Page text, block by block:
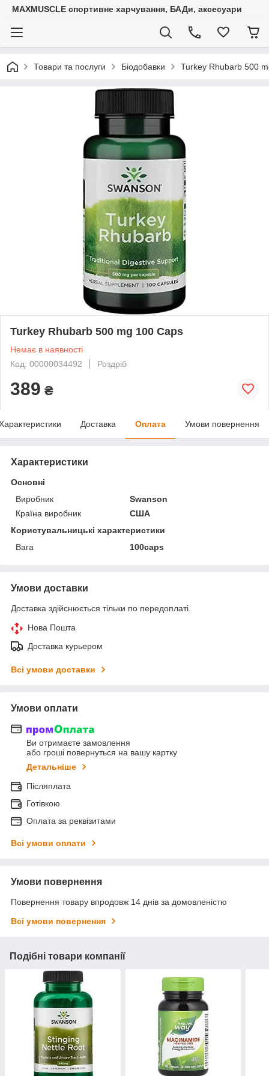
MAXMUSCLE спортивне харчування, БАДи, аксесуари
Товари та послуги Біодобавки Turkey Rhubarb 500
Turkey Rhubarb 500 mg 100 Caps
Немає в наявності
Код: 00000034492
Роздріб
389 ₴
Доставка Оплата Умови повернення
Характеристики
Основні
Виробник
Swanson
Країна виробник
США
Користувальницькі характеристики
Вага
100caps
Умови доставки
Доставка здійснюється тільки по передоплаті.
Нова Пошта
Доставка курьером
Всі умови доставки
Умови оплати
Ви отримаєте замовлення
або гроші повернуться на вашу картку
Детальніше
Післяплата
Готівкою
Оплата за реквізитами
Всі умови оплати
Умови повернення
Повернення товару впродовж 14 днів за домовленістю
Всі умови повернення
Подібні товари компанії